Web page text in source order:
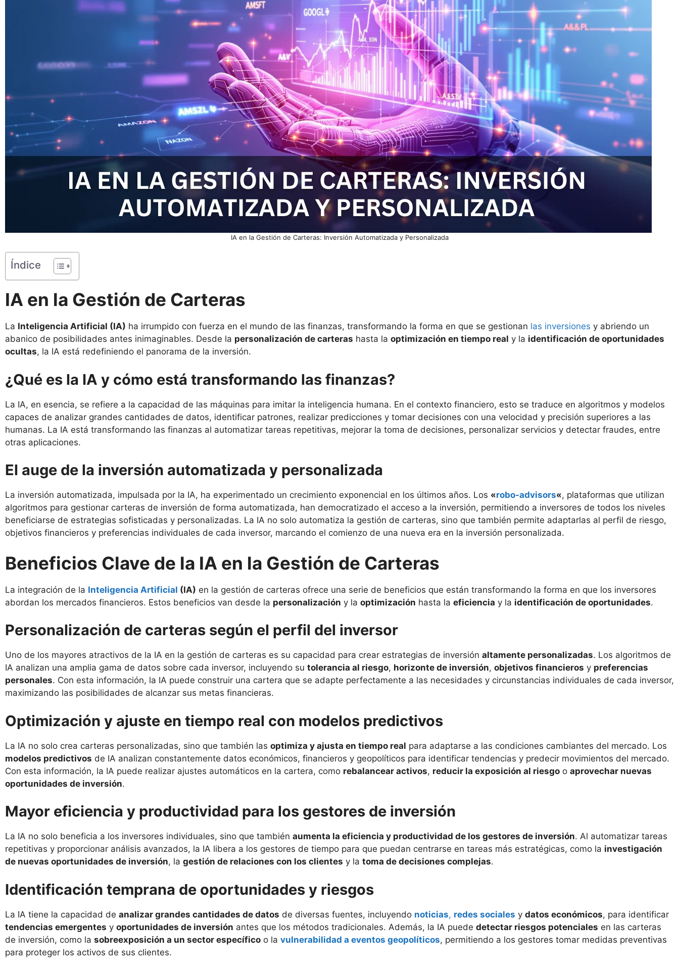
IA en la Gestión de Carteras: Inversión Automatizada y Personalizada
Índice
IA en la Gestión de Carteras
La Inteligencia Artificial (IA) ha irrumpido con fuerza en el mundo de las finanzas, transformando la forma en que se gestionan las inversiones y abriendo un
abanico de posibilidades antes inimaginables. Desde la personalización de carteras hasta la optimización en tiempo real y la identificación de oportunidades
ocultas, la IA está redefiniendo el panorama de la inversión.
¿Qué es la IA y cómo está transformando las finanzas?
La IA, en esencia, se refiere a la capacidad de las máquinas para imitar la inteligencia humana. En el contexto financiero, esto se traduce en algoritmos y modelos
capaces de analizar grandes cantidades de datos, identificar patrones, realizar predicciones y tomar decisiones con una velocidad y precisión superiores a las
humanas. La IA está transformando las finanzas al automatizar tareas repetitivas, mejorar la toma de decisiones, personalizar servicios y detectar fraudes, entre
otras aplicaciones.
El auge de la inversión automatizada y personalizada
La inversión automatizada, impulsada por la IA, ha experimentado un crecimiento exponencial en los últimos años. Los «robo-advisors«, plataformas que utilizan
algoritmos para gestionar carteras de inversión de forma automatizada, han democratizado el acceso a la inversión, permitiendo a inversores de todos los niveles
beneficiarse de estrategias sofisticadas y personalizadas. La IA no solo automatiza la gestión de carteras, sino que también permite adaptarlas al perfil de riesgo,
objetivos financieros y preferencias individuales de cada inversor, marcando el comienzo de una nueva era en la inversión personalizada.
Beneficios Clave de la IA en la Gestión de Carteras
La integración de la Inteligencia Artificial (IA) en la gestión de carteras ofrece una serie de beneficios que están transformando la forma en que los inversores
abordan los mercados financieros. Estos beneficios van desde la personalización y la optimización hasta la eficiencia y la identificación de oportunidades.
Personalización de carteras según el perfil del inversor
Uno de los mayores atractivos de la IA en la gestión de carteras es su capacidad para crear estrategias de inversión altamente personalizadas. Los algoritmos de
IA analizan una amplia gama de datos sobre cada inversor, incluyendo su tolerancia al riesgo, horizonte de inversión, objetivos financieros y preferencias
personales. Con esta información, la IA puede construir una cartera que se adapte perfectamente a las necesidades y circunstancias individuales de cada inversor,
maximizando las posibilidades de alcanzar sus metas financieras.
Optimización y ajuste en tiempo real con modelos predictivos
La IA no solo crea carteras personalizadas, sino que también las optimiza y ajusta en tiempo real para adaptarse a las condiciones cambiantes del mercado. Los
modelos predictivos de IA analizan constantemente datos económicos, financieros y geopolíticos para identificar tendencias y predecir movimientos del mercado.
Con esta información, la IA puede realizar ajustes automáticos en la cartera, como rebalancear activos, reducir la exposición al riesgo o aprovechar nuevas
oportunidades de inversión.
Mayor eficiencia y productividad para los gestores de inversión
La IA no solo beneficia a los inversores individuales, sino que también aumenta la eficiencia y productividad de los gestores de inversión. Al automatizar tareas
repetitivas y proporcionar análisis avanzados, la IA libera a los gestores de tiempo para que puedan centrarse en tareas más estratégicas, como la investigación
de nuevas oportunidades de inversión, la gestión de relaciones con los clientes y la toma de decisiones complejas.
Identificación temprana de oportunidades y riesgos
La IA tiene la capacidad de analizar grandes cantidades de datos de diversas fuentes, incluyendo noticias, redes sociales y datos económicos, para identificar
tendencias emergentes y oportunidades de inversión antes que los métodos tradicionales. Además, la IA puede detectar riesgos potenciales en las carteras
de inversión, como la sobreexposición a un sector específico o la vulnerabilidad a eventos geopolíticos, permitiendo a los gestores tomar medidas preventivas
para proteger los activos de sus clientes.